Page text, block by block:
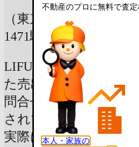
（東京都 神奈川県 千
1471駅中）
LIFULL HOME'Sに
た売出し物件のうち、
問合せ数から算出し
されている駅"のラン
実際にニーズの高い駅
不動産のプロに無料で査定
本人・家族の